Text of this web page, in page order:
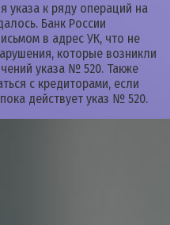
указа к ряду операций на
Банк России
в адрес УК, что не
которые возникли
указа № 520. Также
с кредиторами, если
действует указ № 520.